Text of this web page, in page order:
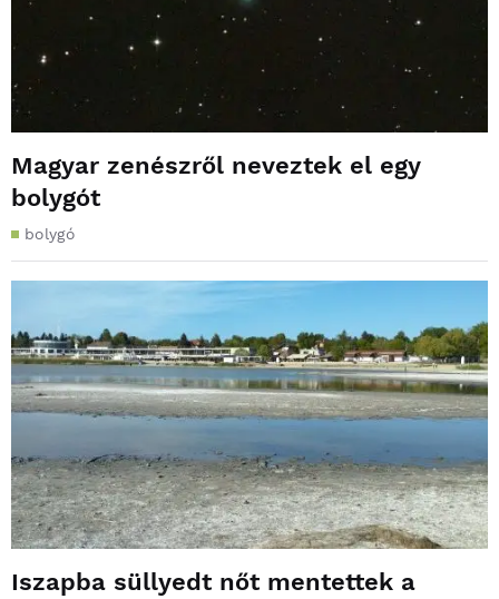
Magyar zenészről neveztek el egy
bolygót
bolygó
Iszapba süllyedt nőt mentettek a